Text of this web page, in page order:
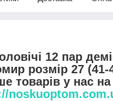
12 пар
розмір 27 (41-
товарів у нас на